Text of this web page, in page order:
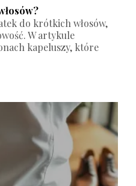
do krótkich włosów,
W artykule
kapeluszy, które